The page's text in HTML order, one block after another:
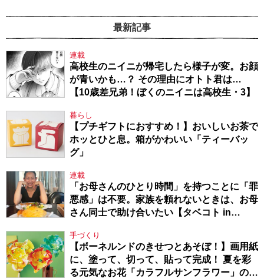
最新記事
連載
高校生のニイニが帰宅したら様子が変。お顔
が青いかも…？ その理由にオトト君は…
【10歳差兄弟！ぼくのニイニは高校生・3】
暮らし
【プチギフトにおすすめ！】おいしいお茶で
ホッとひと息。箱がかわいい「ティーバッ
グ」
連載
「お母さんのひとり時間」を持つことに「罪
悪感」は不要。家族を頼れないときは、お母
さん同士で助け合いたい【タベコト in
手づくり
【ボーネルンドのきせつとあそぼ！】画用紙
に、塗って、切って、貼って完成！ 夏を彩
る元気なお花「カラフルサンフラワー」の作